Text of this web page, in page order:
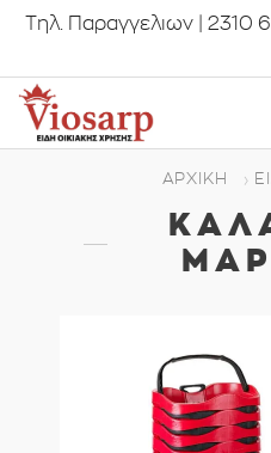
Τηλ. Παραγγελιων | 2310
ΑΡΧΙΚΗ